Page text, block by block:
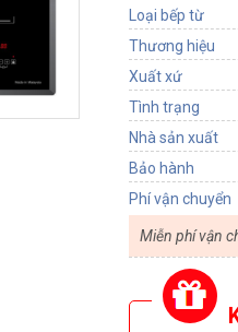
Loại bếp từ
Thương hiệu
Xuất xứ
Tình trạng
Nhà sản xuất
Bảo hành
Phí vận chuyển
Miễn phí vận